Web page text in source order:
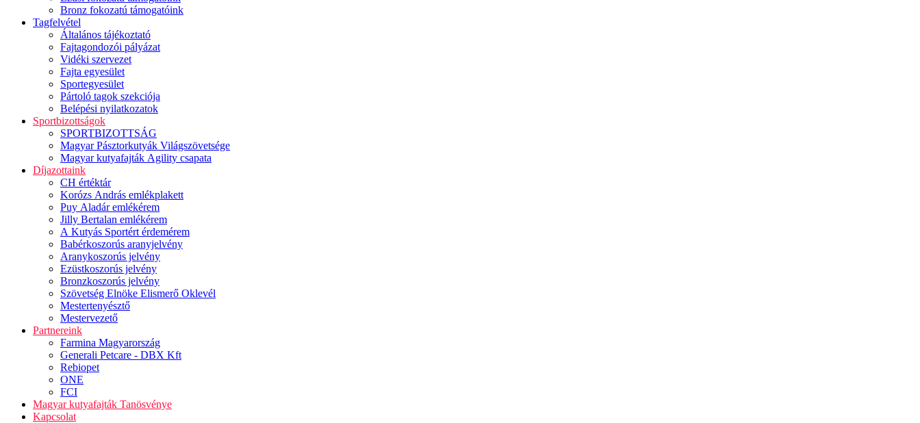
Bronz fokozatú támogatóink
Tagfelvétel
Általános tájékoztató
Fajtagondozói pályázat
Vidéki szervezet
Fajta egyesület
Sportegyesület
Pártoló tagok szekciója
Belépési nyilatkozatok
Sportbizottságok
SPORTBIZOTTSÁG
Magyar Pásztorkutyák Világszövetsége
Magyar kutyafajták Agility csapata
Díjazottaink
CH értéktár
Korózs András emlékplakett
Puy Aladár emlékérem
Jilly Bertalan emlékérem
A Kutyás Sportért érdemérem
Babérkoszorús aranyjelvény
Aranykoszorús jelvény
Ezüstkoszorús jelvény
Bronzkoszorús jelvény
Szövetség Elnöke Elismerő Oklevél
Mestertenyésztő
Mestervezető
Partnereink
Farmina Magyarország
Generali Petcare - DBX Kft
Rebiopet
ONE
FCI
Magyar kutyafajták Tanösvénye
Kapcsolat